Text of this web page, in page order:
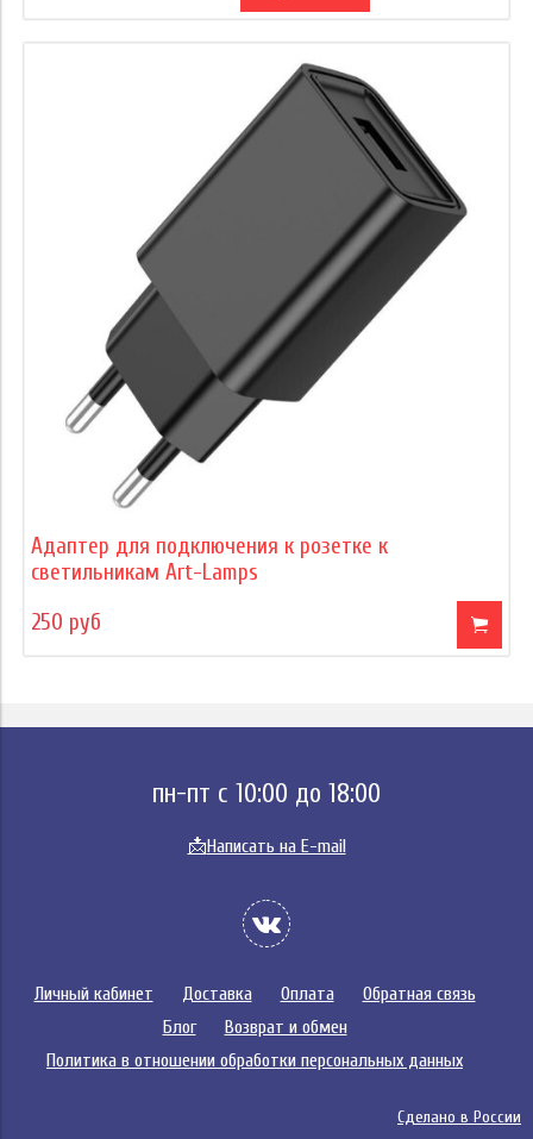
Адаптер для подключения к розетке к
светильникам Art-Lamps
250 руб
пн-пт с 10:00 до 18:00
📩Написать на E-mail
Личный кабинет Доставка Оплата
Обратная связь
Блог
Возврат и обмен
Политика в отношении обработки персональных данных
Сделано в России